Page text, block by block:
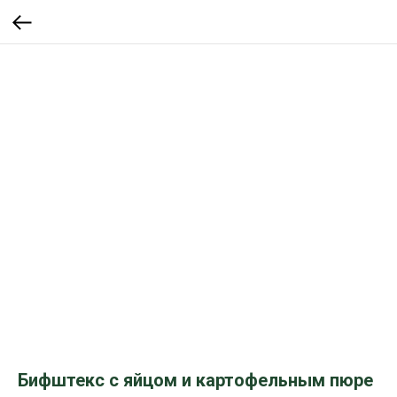
Бифштекс c яйцом и картофельным пюре